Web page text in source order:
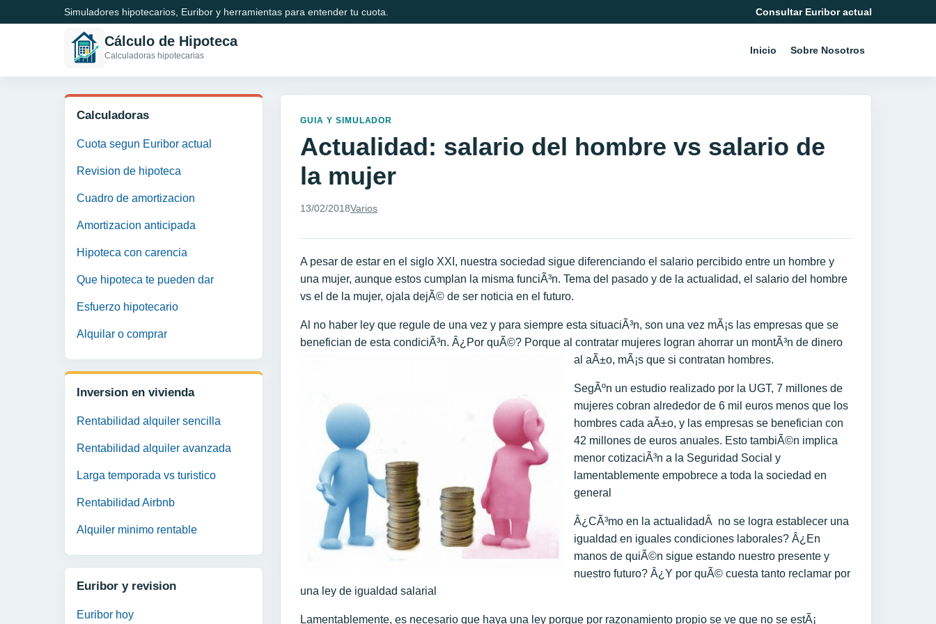
Simuladores hipotecarios, Euribor y herramientas para entender tu cuota. Consultar Euribor actual
Cálculo de Hipoteca
Calculadoras hipotecarias Inicio Sobre Nosotros
Calculadoras
Cuota segun Euribor actual
Revision de hipoteca
Cuadro de amortizacion
Amortizacion anticipada
Hipoteca con carencia
Que hipoteca te pueden dar
Esfuerzo hipotecario
Alquilar o comprar
Inversion en vivienda
Rentabilidad alquiler sencilla
Rentabilidad alquiler avanzada
Larga temporada vs turistico
Rentabilidad Airbnb
Alquiler minimo rentable
Euribor y revision
Euribor hoy
GUIA Y SIMULADOR
Actualidad: salario del hombre vs salario de
la mujer
13/02/2018Varios
A pesar de estar en el siglo XXI, nuestra sociedad sigue diferenciando el salario percibido entre un hombre y
una mujer, aunque estos cumplan la misma funciÃ³n. Tema del pasado y de la actualidad, el salario del hombre
vs el de la mujer, ojala dejÃ© de ser noticia en el futuro.
Al no haber ley que regule de una vez y para siempre esta situaciÃ³n, son una vez mÃ¡s las empresas que se
benefician de esta condiciÃ³n. Â¿Por quÃ©? Porque al contratar mujeres logran ahorrar un montÃ³n de dinero
al aÃ±o, mÃ¡s que si contratan hombres.
SegÃºn un estudio realizado por la UGT, 7 millones de
mujeres cobran alrededor de 6 mil euros menos que los
hombres cada aÃ±o, y las empresas se benefician con
42 millones de euros anuales. Esto tambiÃ©n implica
menor cotizaciÃ³n a la Seguridad Social y
lamentablemente empobrece a toda la sociedad en
general
Â¿CÃ³mo en la actualidadÂ no se logra establecer una
igualdad en iguales condiciones laborales? Â¿En
manos de quiÃ©n sigue estando nuestro presente y
nuestro futuro? Â¿Y por quÃ© cuesta tanto reclamar por
una ley de igualdad salarial
Lamentablemente, es necesario que haya una ley porque por razonamiento propio se ve que no se estÃ¡